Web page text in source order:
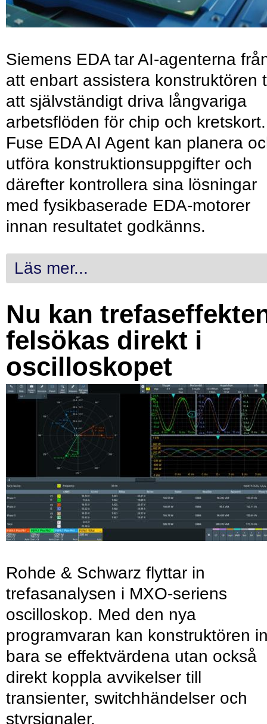
Siemens EDA tar AI-agenterna
att enbart assistera konstruktören
att självständigt driva långvariga
arbetsflöden för chip och kretskort.
Fuse EDA AI Agent kan planera
utföra konstruktionsuppgifter och
därefter kontrollera sina lösningar
med fysikbaserade EDA-motorer
innan resultatet godkänns.
Läs mer...
Nu kan
felsökas direkt i
oscilloskopet
Rohde & Schwarz flyttar in
trefasanalysen i MXO-seriens
oscilloskop. Med den nya
programvaran kan konstruktören
bara se effektvärdena utan också
direkt koppla avvikelser till
transienter, switchhändelser och
styrsignaler.